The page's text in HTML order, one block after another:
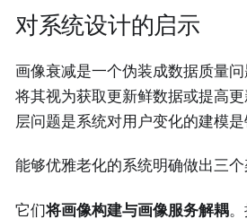
对系统设计的启示
画像衰减是一个伪装成数据质量
将其视为获取更新鲜数据或提高
层问题是系统对用户变化的建模是
能够优雅老化的系统明确做出三个
它们将画像构建与画像服务解耦